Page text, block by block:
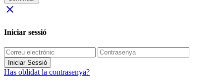
close
Iniciar sessió
Iniciar Sessió
Has oblidat la contrasenya?